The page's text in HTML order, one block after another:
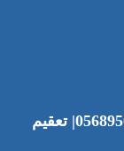
شركة تعقيم منازل في الشارقة |0568950034| تعقيم